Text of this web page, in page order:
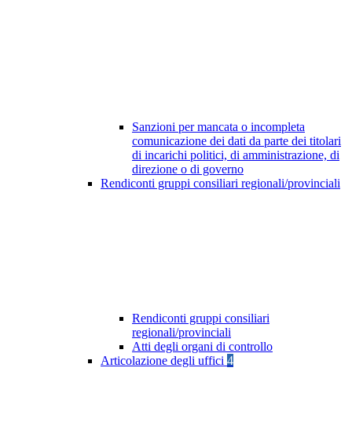
Sanzioni per mancata o incompleta
comunicazione dei dati da parte dei titolari
di incarichi politici, di amministrazione, di
direzione o di governo
Rendiconti gruppi consiliari regionali/provinciali
Rendiconti gruppi consiliari
regionali/provinciali
Atti degli organi di controllo
Articolazione degli uffici 4